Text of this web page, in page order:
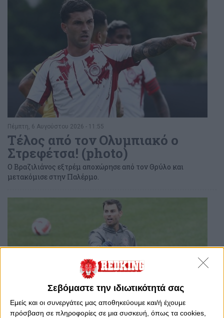
Σεβόμαστε την ιδιωτικότητά σας
Εμείς και οι συνεργάτες μας αποθηκεύουμε και/ή έχουμε
πρόσβαση σε πληροφορίες σε μια συσκευή, όπως τα cookies,
Πέμπτη, 6 Αυγούστου 2026 - 11:55
Τέλος από τον Ολυμπιακό ο
Στρεφέτσα! (photo)
Ο Βραζιλιάνος εξτρέμ αποχώρησε από τον Θρύλο και
μετακόμισε στην Παλέρμο.